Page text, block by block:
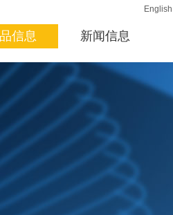
English
信息 新闻信息